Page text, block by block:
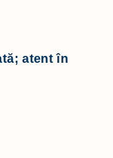
atent în